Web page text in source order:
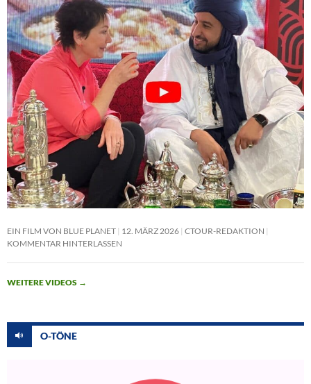
EIN FILM VON BLUE PLANET 12. MÄRZ 2026 CTOUR-REDAKTION
KOMMENTAR HINTERLASSEN
WEITERE VIDEOS →
O-TÖNE